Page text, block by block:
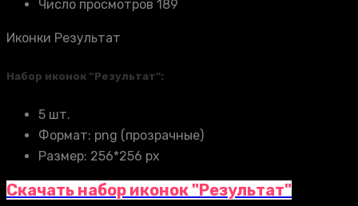
Число просмотров 189
Иконки Результат
Набор иконок “Результат”:
5 шт.
Формат: png (прозрачные)
Размер: 256*256 px
Скачать набор иконок "Результат"